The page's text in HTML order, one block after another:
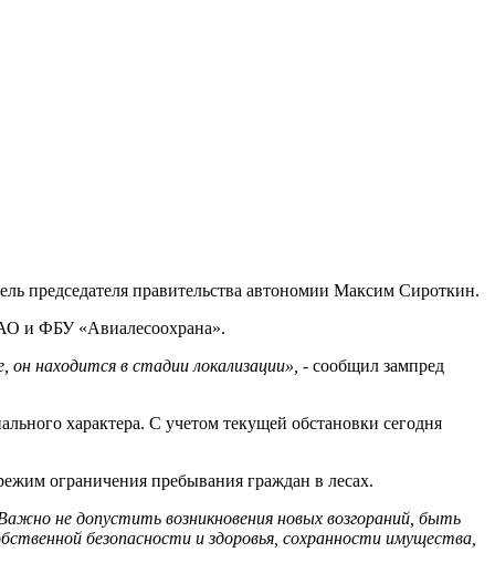
председателя правительства автономии Максим Сироткин.
и ФБУ «Авиалесоохрана».
находится в стадии локализации», - сообщил зампред
характера. С учетом текущей обстановки сегодня
ограничения пребывания граждан в лесах.
не допустить возникновения новых возгораний, быть
безопасности и здоровья, сохранности имущества,